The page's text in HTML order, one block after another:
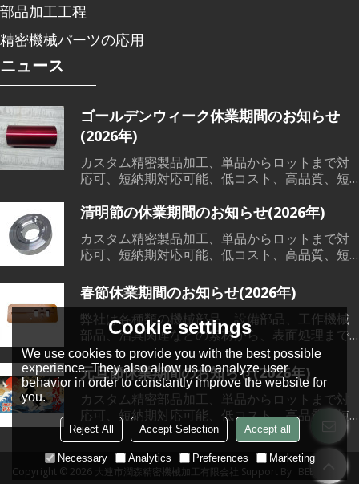
部品加工工程
精密機械パーツの応用
ニュース
ゴールデンウィーク休業期間のお知らせ
(2026年)
カスタム精密製品加工、単品からロットまで対
応可、短納期対応可能、低コスト、高品質、短
造など素材から、切削加工、熱処理、表面処理
までワンストップサービス対応可能です。
清明節の休業期間のお知らせ(2026年)
カスタム精密製品加工、単品からロットまで対
応可、短納期対応可能、低コスト、高品質、短
造など素材から、切削加工、熱処理、表面処理
までワンストップサービス対応可能です。
春節休業期間のお知らせ(2026年)
弊社は各種類の機械部品、設備部品、工作機械
部品、治具関連などの素材から、表面処理まで
一貫した製造サービスを提供できる会社です。
単品からロットまで全部対応可能です。弊社に
は輸出ライセンスを持っておりますので、日本
語対応可能です。 もし機械部品加工などのご要
望がございましたら、いつでもご用命下さい。
元旦節休業期間のお知らせ(2026年)
カスタム精密部品加工、単品からロットまで対
応可、短納期対応可能、低コスト、高品質、短
納期で、各範囲の精密機械部品加工、溶接、鋳
造など素材から、切削加工、熱処理、表面処理
までワンストップサービス対応可能です。
Copyright © 2026 大連市潤森精密機械加工有限会社 Support By BEE Cloud
Cookie settings
We use cookies to provide you with the best possible
experience. They also allow us to analyze user
behavior in order to constantly improve the website for
you.
Reject All Accept Selection Accept all
Necessary Analytics Preferences Marketing